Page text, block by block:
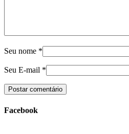
Seu nome *
Seu E-mail *
Facebook